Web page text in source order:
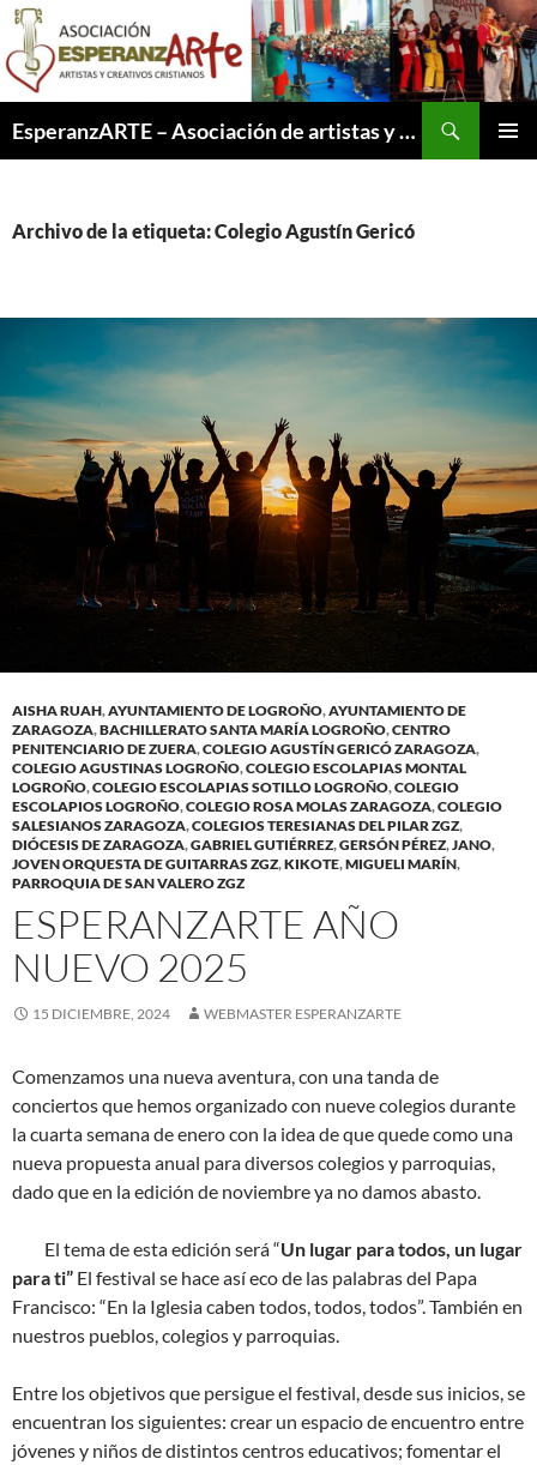
Saltar
contenido
EsperanzARTE – Asociación de artistas y creativos cristianos
Archivo de la etiqueta: Colegio Agustín Gericó
AISHA RUAH,AYUNTAMIENTO DE LOGROÑO,AYUNTAMIENTO DE
ZARAGOZA,BACHILLERATO SANTA MARÍA LOGROÑO,CENTRO
PENITENCIARIO DE ZUERA,COLEGIO AGUSTÍN GERICÓ ZARAGOZA,
COLEGIO AGUSTINAS LOGROÑO,COLEGIO ESCOLAPIAS MONTAL
LOGROÑO,COLEGIO ESCOLAPIAS SOTILLO LOGROÑO,COLEGIO
ESCOLAPIOS LOGROÑO,COLEGIO ROSA MOLAS ZARAGOZA,COLEGIO
SALESIANOS ZARAGOZA,COLEGIOS TERESIANAS DEL PILAR ZGZ,
DIÓCESIS DE ZARAGOZA,GABRIEL GUTIÉRREZ,GERSÓN PÉREZ,JANO,
JOVEN ORQUESTA DE GUITARRAS ZGZ,KIKOTE,MIGUELI MARÍN,
PARROQUIA DE SAN VALERO ZGZ
ESPERANZARTE AÑO
NUEVO 2025
15 DICIEMBRE, 2024 WEBMASTER ESPERANZARTE
Comenzamos una nueva aventura, con una tanda de
conciertos que hemos organizado con nueve colegios durante
la cuarta semana de enero con la idea de que quede como una
nueva propuesta anual para diversos colegios y parroquias,
dado que en la edición de noviembre ya no damos abasto.
El tema de esta edición será “Un lugar para todos, un lugar
para ti” El festival se hace así eco de las palabras del Papa
Francisco: “En la Iglesia caben todos, todos, todos”. También en
nuestros pueblos, colegios y parroquias.
Entre los objetivos que persigue el festival, desde sus inicios, se
encuentran los siguientes: crear un espacio de encuentro entre
jóvenes y niños de distintos centros educativos; fomentar el